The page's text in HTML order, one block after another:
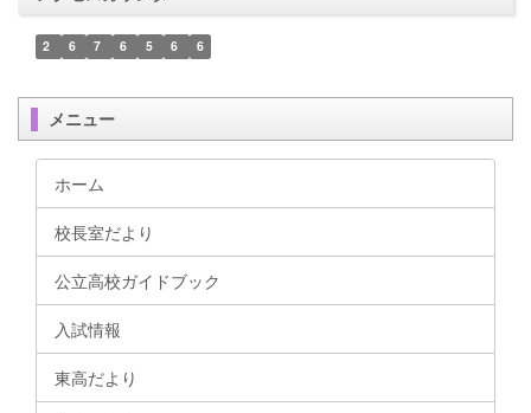
2 6 7 6 5 6 6
メニュー
ホーム
校長室だより
公立高校ガイドブック
入試情報
東高だより